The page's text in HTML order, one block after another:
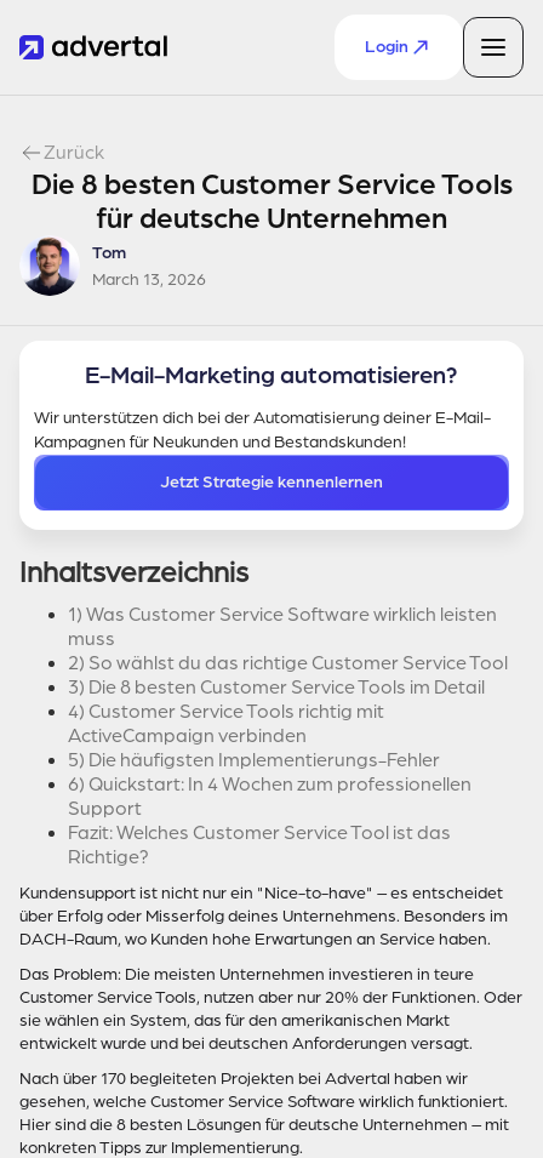
Login
Zurück
Die 8 besten Customer Service Tools
für deutsche Unternehmen
Tom
March 13, 2026
Kundensupport ist nicht nur ein "Nice-to-have" – es entscheidet
über Erfolg oder Misserfolg deines Unternehmens. Besonders im
DACH-Raum, wo Kunden hohe Erwartungen an Service haben.
Das Problem: Die meisten Unternehmen investieren in teure
Customer Service Tools, nutzen aber nur 20% der Funktionen. Oder
sie wählen ein System, das für den amerikanischen Markt
entwickelt wurde und bei deutschen Anforderungen versagt.
Nach über 170 begleiteten Projekten bei Advertal haben wir
gesehen, welche Customer Service Software wirklich funktioniert.
Hier sind die 8 besten Lösungen für deutsche Unternehmen – mit
konkreten Tipps zur Implementierung.
E-Mail-Marketing automatisieren?
Wir unterstützen dich bei der Automatisierung deiner E-Mail-
Kampagnen für Neukunden und Bestandskunden!
Jetzt Strategie kennenlernen
Inhaltsverzeichnis
1) Was Customer Service Software wirklich leisten
muss
2) So wählst du das richtige Customer Service Tool
3) Die 8 besten Customer Service Tools im Detail
4) Customer Service Tools richtig mit
ActiveCampaign verbinden
5) Die häufigsten Implementierungs-Fehler
6) Quickstart: In 4 Wochen zum professionellen
Support
Fazit: Welches Customer Service Tool ist das
Richtige?